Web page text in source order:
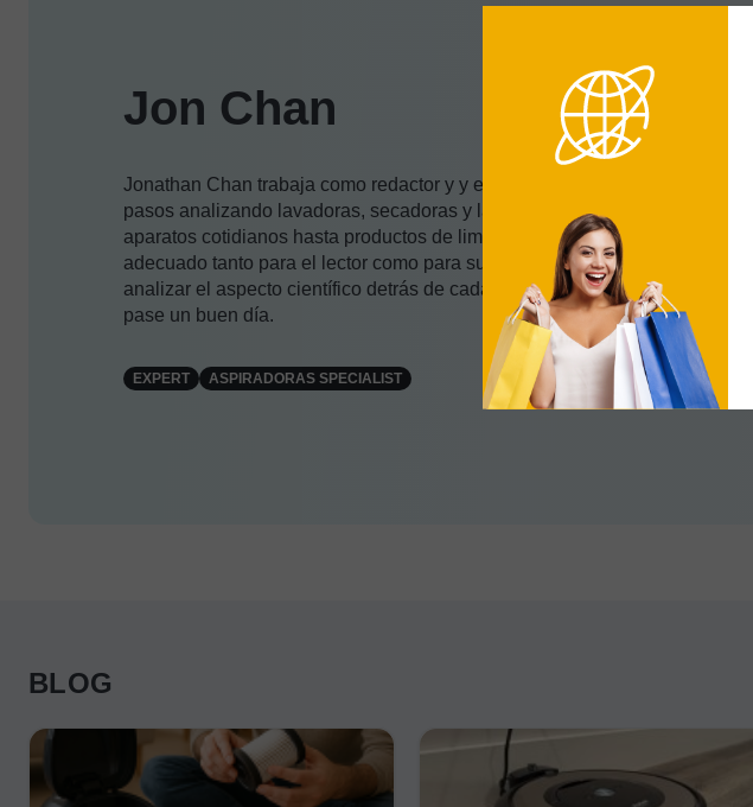
Jon Chan
Jonathan Chan trabaja como redactor y y editor de productos comerciales.
pasos analizando lavadoras, secadoras y lavavajillas. Hoy en día, cubre
aparatos cotidianos hasta productos de limpieza. A Jon le apasiona
adecuado tanto para el lector como para su familia. Si por algo destaca su
analizar el aspecto científico detrás de cada marca. Además, siempre le
pase un buen día.
EXPERT ASPIRADORAS SPECIALIST
BLOG